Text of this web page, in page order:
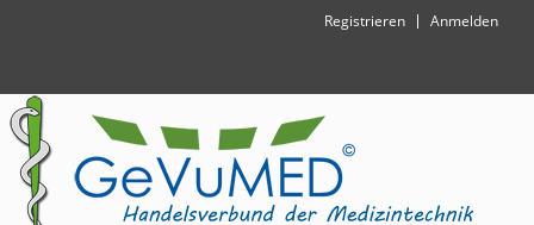
Registrieren Anmelden